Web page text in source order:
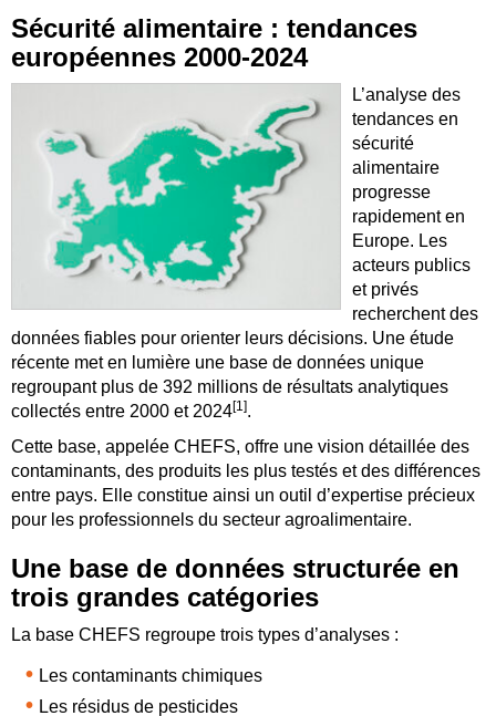
Sécurité alimentaire : tendances
européennes 2000‑2024
L’analyse des
tendances en
sécurité
alimentaire
progresse
rapidement en
Europe. Les
acteurs publics
et privés
recherchent des
données fiables pour orienter leurs décisions. Une étude
récente met en lumière une base de données unique
regroupant plus de 392 millions de résultats analytiques
collectés entre 2000 et 2024[1].
Cette base, appelée CHEFS, offre une vision détaillée des
contaminants, des produits les plus testés et des différences
entre pays. Elle constitue ainsi un outil d’expertise précieux
pour les professionnels du secteur agroalimentaire.
Une base de données structurée en
trois grandes catégories
La base CHEFS regroupe trois types d’analyses :
Les contaminants chimiques
Les résidus de pesticides